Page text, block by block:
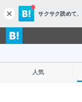
c
l
o
s
サクサク読めて、
人気